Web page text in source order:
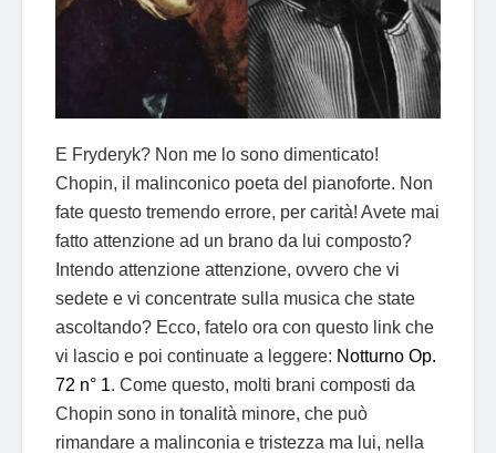
E Fryderyk? Non me lo sono dimenticato!
Chopin, il malinconico poeta del pianoforte. Non
fate questo tremendo errore, per carità! Avete mai
fatto attenzione ad un brano da lui composto?
Intendo attenzione attenzione, ovvero che vi
sedete e vi concentrate sulla musica che state
ascoltando? Ecco, fatelo ora con questo link che
vi lascio e poi continuate a leggere: Notturno Op.
72 n° 1. Come questo, molti brani composti da
Chopin sono in tonalità minore, che può
rimandare a malinconia e tristezza ma lui, nella